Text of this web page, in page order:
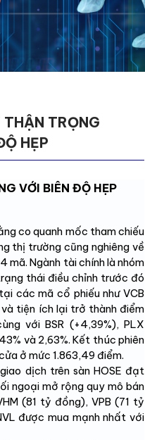
TRỌNG
HẸP
VỚI BIÊN ĐỘ HẸP
co quanh mốc tham chiếu
thị trường cũng nghiêng về
Ngành tài chính là nhóm
thái điều chỉnh trước đó
các mã cổ phiếu như VCB
và tiện ích lại trở thành điểm
với BSR (+4,39%), PLX
và 2,63%. Kết thúc phiên
ở mức 1.863,49 điểm.
dịch trên sàn HOSE đạt
ngoại mở rộng quy mô bán
(81 tỷ đồng), VPB (71 tỷ
được mua mạnh nhất với